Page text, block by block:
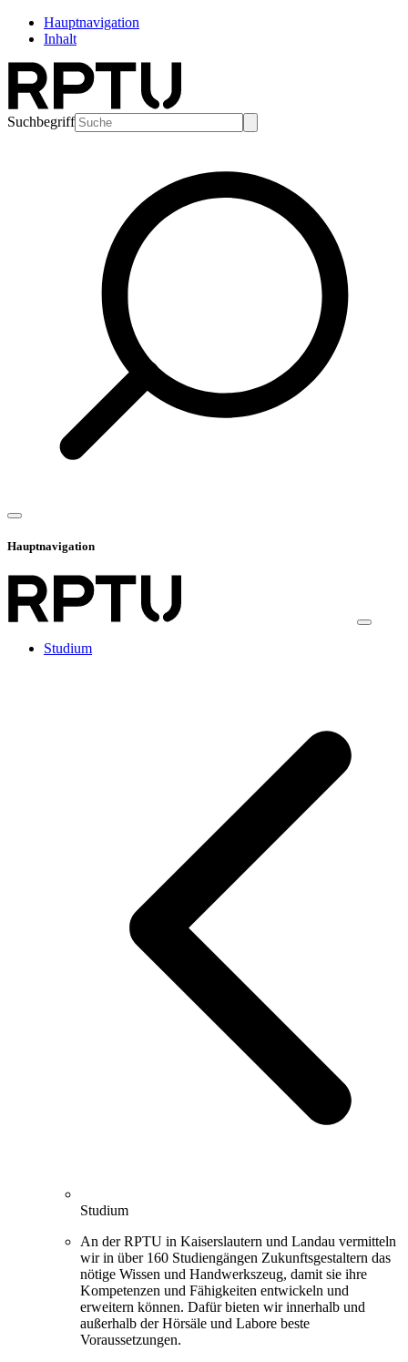
Hauptnavigation
Inhalt
Suchbegriff
Hauptnavigation
Studium
Studium
An der RPTU in Kaiserslautern und Landau vermitteln
wir in über 160 Studiengängen Zukunftsgestaltern das
nötige Wissen und Handwerkszeug, damit sie ihre
Kompetenzen und Fähigkeiten entwickeln und
erweitern können. Dafür bieten wir innerhalb und
außerhalb der Hörsäle und Labore beste
Voraussetzungen.